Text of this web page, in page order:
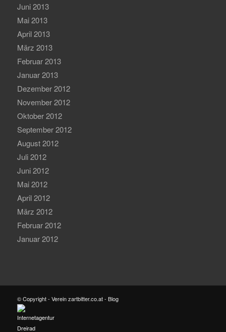
Juni 2013
Mai 2013
April 2013
März 2013
Februar 2013
Januar 2013
Dezember 2012
November 2012
Oktober 2012
September 2012
August 2012
Juli 2012
Juni 2012
Mai 2012
April 2012
März 2012
Februar 2012
Januar 2012
© Copyright - Verein zartbitter.co.at - Blog